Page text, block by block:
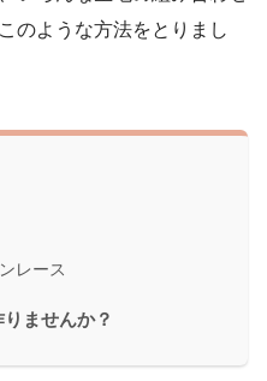
のような方法をとりまし
レース
ませんか？